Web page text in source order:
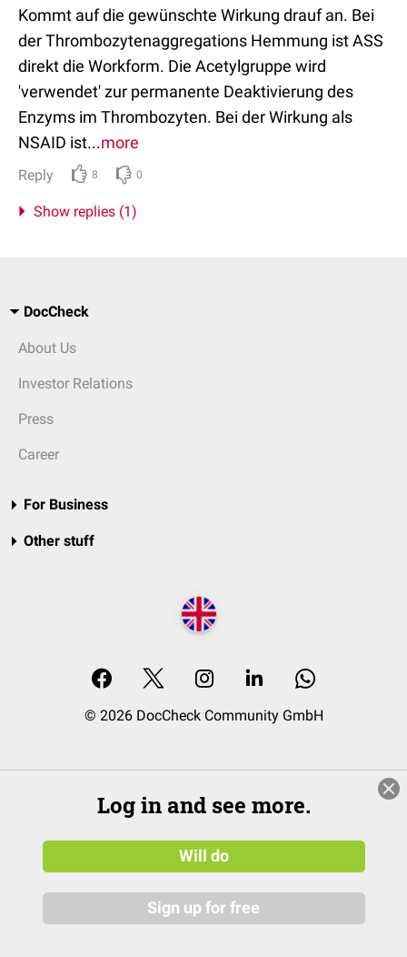
Kommt auf die gewünschte Wirkung drauf an. Bei
der Thrombozytenaggregations Hemmung ist ASS
direkt die Workform. Die Acetylgruppe wird
'verwendet' zur permanente Deaktivierung des
Enzyms im Thrombozyten. Bei der Wirkung als
NSAID ist...more
Reply 8 0
Show replies (1)
DocCheck
About Us
Investor Relations
Press
Career
For Business
Other stuff
© 2026 DocCheck Community GmbH
Log in and see more.
Will do
Sign up for free